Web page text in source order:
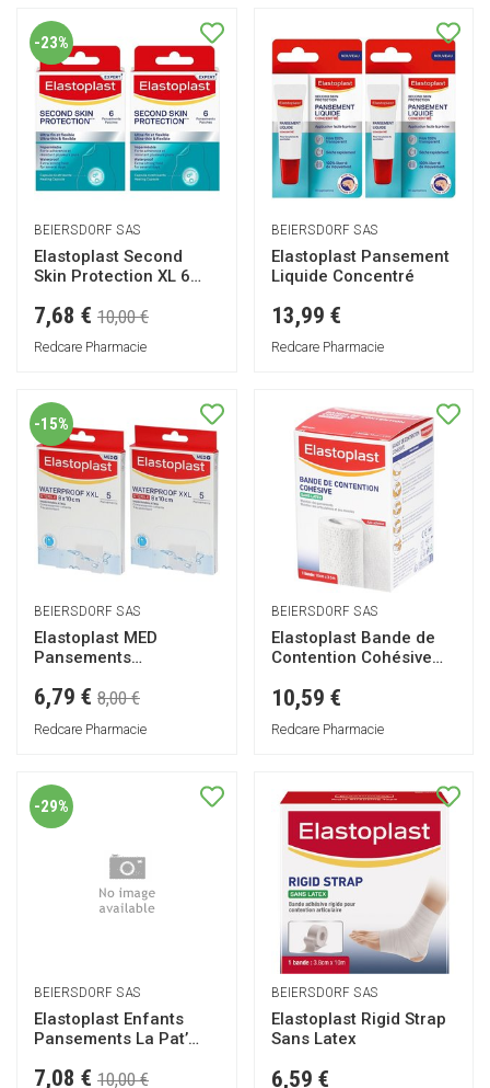
-23%
BEIERSDORF SAS
Elastoplast Second
Skin Protection XL 6
7,68 € 10,00 €
Redcare Pharmacie
BEIERSDORF SAS
Elastoplast Pansement
Liquide Concentré
13,99 €
Redcare Pharmacie
-15%
BEIERSDORF SAS
Elastoplast MED
Pansements
cm
6,79 € 8,00 €
Redcare Pharmacie
BEIERSDORF SAS
Elastoplast Bande de
Contention Cohésive
10,59 €
Redcare Pharmacie
-29%
BEIERSDORF SAS
Elastoplast Enfants
Pansements La Pat’
7,08 € 10,00 €
BEIERSDORF SAS
Elastoplast Rigid Strap
Sans Latex
6,59 €